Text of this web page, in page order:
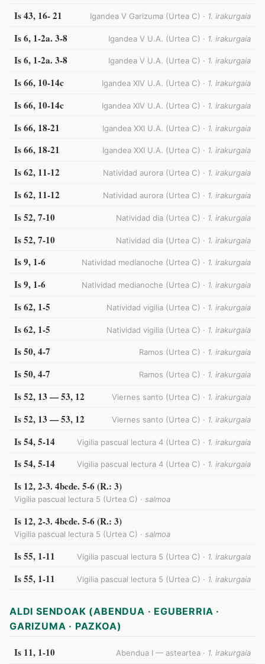
Is 43, 16- 21 Igandea V Garizuma (Urtea C) · 1. irakurgaia
Is 6, 1-2a. 3-8 Igandea V U.A. (Urtea C) · 1. irakurgaia
Is 6, 1-2a. 3-8 Igandea V U.A. (Urtea C) · 1. irakurgaia
Is 66, 10-14c Igandea XIV U.A. (Urtea C) · 1. irakurgaia
Is 66, 10-14c Igandea XIV U.A. (Urtea C) · 1. irakurgaia
Is 66, 18-21 Igandea XXI U.A. (Urtea C) · 1. irakurgaia
Is 66, 18-21 Igandea XXI U.A. (Urtea C) · 1. irakurgaia
Is 62, 11-12 Natividad aurora (Urtea C) · 1. irakurgaia
Is 62, 11-12 Natividad aurora (Urtea C) · 1. irakurgaia
Is 52, 7-10 Natividad dia (Urtea C) · 1. irakurgaia
Is 52, 7-10 Natividad dia (Urtea C) · 1. irakurgaia
Is 9, 1-6 Natividad medianoche (Urtea C) · 1. irakurgaia
Is 9, 1-6 Natividad medianoche (Urtea C) · 1. irakurgaia
Is 62, 1-5 Natividad vigilia (Urtea C) · 1. irakurgaia
Is 62, 1-5 Natividad vigilia (Urtea C) · 1. irakurgaia
Is 50, 4-7 Ramos (Urtea C) · 1. irakurgaia
Is 50, 4-7 Ramos (Urtea C) · 1. irakurgaia
Is 52, 13 — 53, 12 Viernes santo (Urtea C) · 1. irakurgaia
Is 52, 13 — 53, 12 Viernes santo (Urtea C) · 1. irakurgaia
Is 54, 5-14 Vigilia pascual lectura 4 (Urtea C) · 1. irakurgaia
Is 54, 5-14 Vigilia pascual lectura 4 (Urtea C) · 1. irakurgaia
Is 12, 2-3. 4bcde. 5-6 (R.: 3)
Vigilia pascual lectura 5 (Urtea C) · salmoa
Is 12, 2-3. 4bcde. 5-6 (R.: 3)
Vigilia pascual lectura 5 (Urtea C) · salmoa
Is 55, 1-11 Vigilia pascual lectura 5 (Urtea C) · 1. irakurgaia
Is 55, 1-11 Vigilia pascual lectura 5 (Urtea C) · 1. irakurgaia
ALDI SENDOAK (ABENDUA · EGUBERRIA ·
GARIZUMA · PAZKOA)
Is 11, 1-10 Abendua I — asteartea · 1. irakurgaia